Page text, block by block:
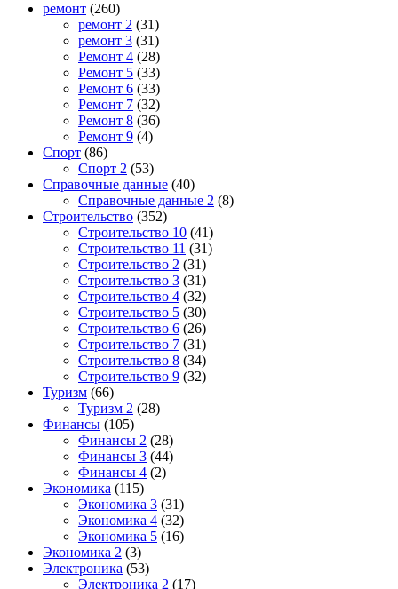
ремонт (260)
ремонт 2 (31)
ремонт 3 (31)
Ремонт 4 (28)
Ремонт 5 (33)
Ремонт 6 (33)
Ремонт 7 (32)
Ремонт 8 (36)
Ремонт 9 (4)
Спорт (86)
Спорт 2 (53)
Справочные данные (40)
Справочные данные 2 (8)
Строительство (352)
Строительство 10 (41)
Строительство 11 (31)
Строительство 2 (31)
Строительство 3 (31)
Строительство 4 (32)
Строительство 5 (30)
Строительство 6 (26)
Строительство 7 (31)
Строительство 8 (34)
Строительство 9 (32)
Туризм (66)
Туризм 2 (28)
Финансы (105)
Финансы 2 (28)
Финансы 3 (44)
Финансы 4 (2)
Экономика (115)
Экономика 3 (31)
Экономика 4 (32)
Экономика 5 (16)
Экономика 2 (3)
Электроника (53)
Электроника 2 (17)